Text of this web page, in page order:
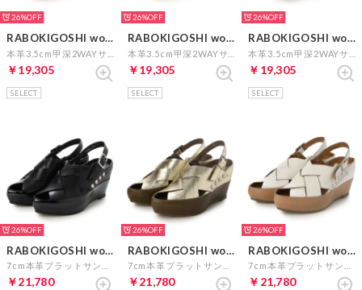
26%
RABOKIGOSHI works
￥19,305
SELECT
26%
RABOKIGOSHI works
￥19,305
SELECT
26%
RABOKIGOSHI works
￥19,305
SELECT
26%
RABOKIGOSHI works
￥21,780
26%
RABOKIGOSHI works
￥21,780
26%
RABOKIGOSHI works
￥21,780